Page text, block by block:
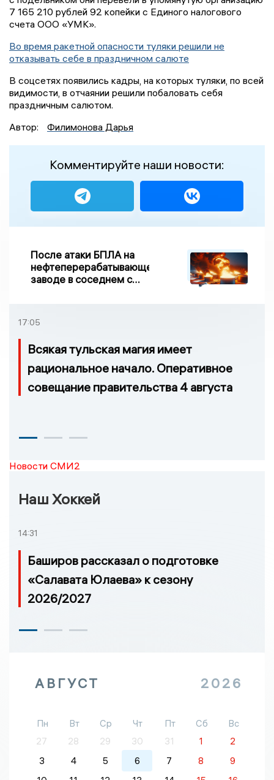
7 165 210 рублей 92 копейки с Единого налогового
счета ООО «УМК».
Во время ракетной опасности туляки решили не
отказывать себе в праздничном салюте
В соцсетях появились кадры, на которых туляки, по всей
видимости, в отчаянии решили побаловать себя
праздничным салютом.
Автор:
Филимонова Дарья
Комментируйте наши новости:
После атаки БПЛА на
нефтеперерабатывающем
заводе в соседнем с
17:05
Всякая тульская магия имеет
рациональное начало. Оперативное
совещание правительства 4 августа
Новости СМИ2
Наш Хоккей
14:31
Баширов рассказал о подготовке
«Салавата Юлаева» к сезону
2026/2027
АВГУСТ 2026
Пн Вт Ср Чт Пт Сб
Вс
27
28 29 30 31 1
2
3
4 5 6 7 8
9